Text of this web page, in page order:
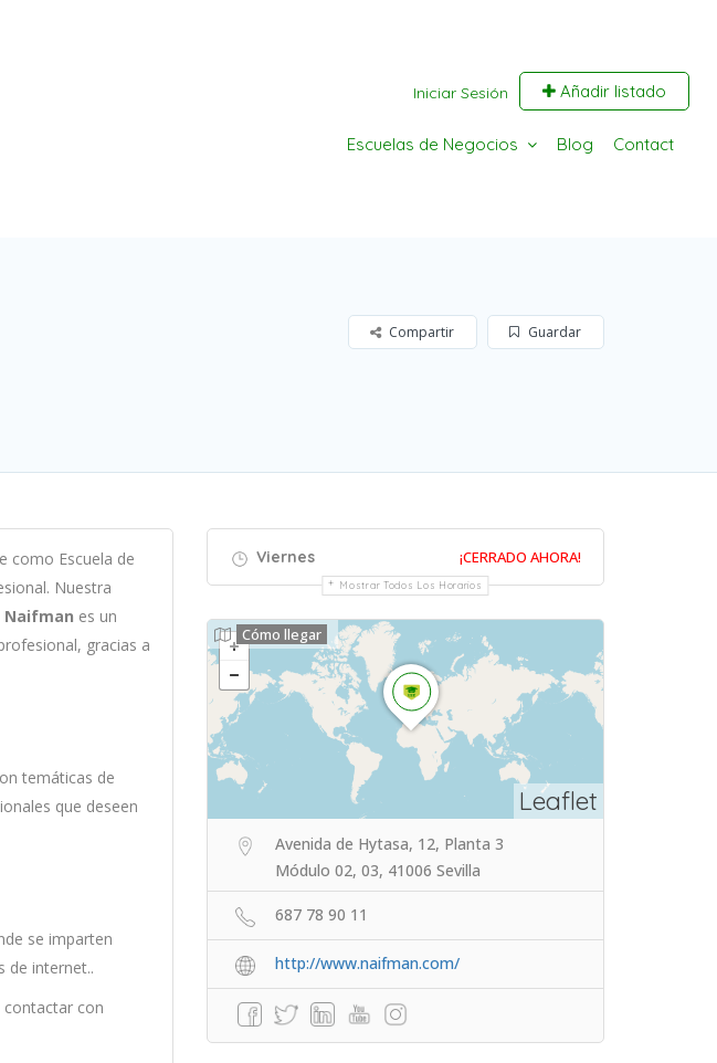
Iniciar Sesión Añadir listado
Escuelas de Negocios Blog Contact
Guardar
Compartir
como Escuela de
. Nuestra
Naifman es un
gracias a
temáticas de
que deseen
se imparten
de internet..
contactar con
Viernes ¡CERRADO AHORA!
Mostrar Todos Los Horarios
Leaflet
Cómo llegar
Avenida de Hytasa, 12, Planta 3
Módulo 02, 03, 41006 Sevilla
687 78 90 11
http://www.naifman.com/